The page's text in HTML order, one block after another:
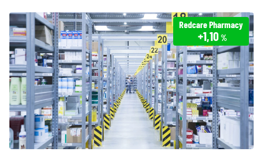
Redcare Pharmacy
+1,10 %